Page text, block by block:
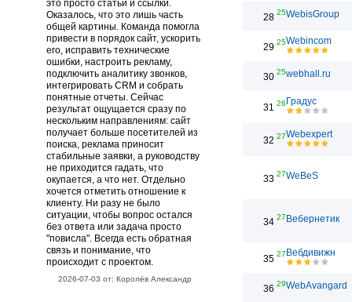
это просто статьи и ссылки.
Оказалось, что это лишь часть
общей картины. Команда помогла
привести в порядок сайт, ускорить
его, исправить технические
ошибки, настроить рекламу,
подключить аналитику звонков,
интегрировать CRM и собрать
понятные отчеты. Сейчас
результат ощущается сразу по
нескольким направлениям: сайт
получает больше посетителей из
поиска, реклама приносит
стабильные заявки, а руководству
не приходится гадать, что
окупается, а что нет. Отдельно
хочется отметить отношение к
клиенту. Ни разу не было
ситуации, чтобы вопрос остался
без ответа или задача просто
"повисла". Всегда есть обратная
связь и понимание, что
происходит с проектом.
2026-07-03 от: Королёв Александр
28 25WebisGroup
29 25Webincom
30 25webhall.ru
31 26 Градус
32 27Webexpert
33 27WeBeS
34 27 Вебернетик
35 27 Вебдивижн
36 29WebAvangard